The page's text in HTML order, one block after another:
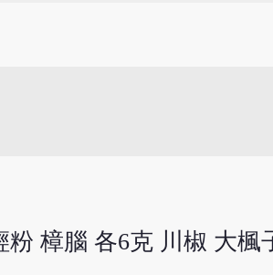
樟腦 各6克 川椒 大楓